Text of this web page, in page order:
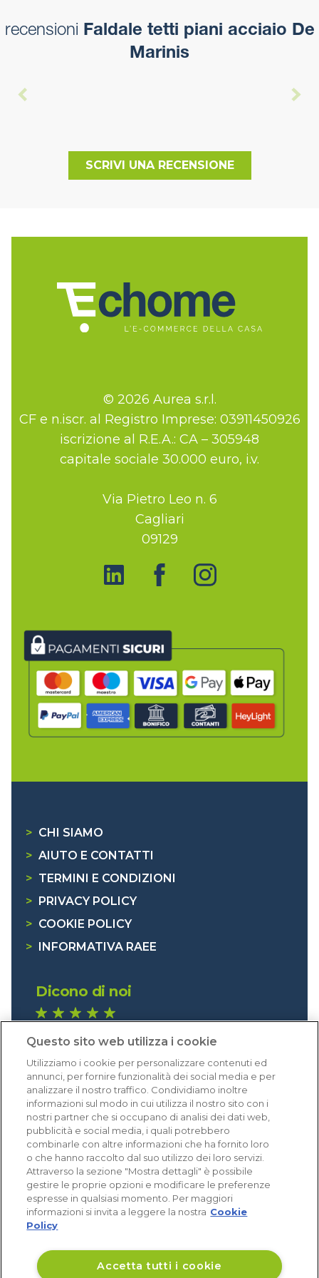
recensioni Faldale tetti piani acciaio De
Marinis
SCRIVI UNA RECENSIONE
© 2026 Aurea s.r.l.
CF e n.iscr. al Registro Imprese: 03911450926
iscrizione al R.E.A.: CA – 305948
capitale sociale 30.000 euro, i.v.
Via Pietro Leo n. 6
Cagliari
09129
> CHI SIAMO
> AIUTO E CONTATTI
> TERMINI E CONDIZIONI
>
PRIVACY POLICY
> COOKIE POLICY
>
INFORMATIVA RAEE
Dicono di noi
Eccellente (4,8)
Acquisti verificati
Questo sito web utilizza i cookie
Utilizziamo i cookie per personalizzare contenuti ed
annunci, per fornire funzionalità dei social media e per
analizzare il nostro traffico. Condividiamo inoltre
informazioni sul modo in cui utilizza il nostro sito con i
nostri partner che si occupano di analisi dei dati web,
pubblicità e social media, i quali potrebbero
combinarle con altre informazioni che ha fornito loro
o che hanno raccolto dal suo utilizzo dei loro servizi.
Attraverso la sezione "Mostra dettagli" è possibile
gestire le proprie opzioni e modificare le preferenze
espresse in qualsiasi momento. Per maggiori
informazioni si invita a leggere la nostra Cookie
Policy
Accetta tutti i cookie